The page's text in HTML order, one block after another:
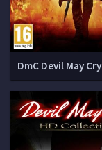
DmC Devil May Cry